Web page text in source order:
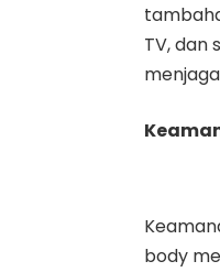
TV, dan
body